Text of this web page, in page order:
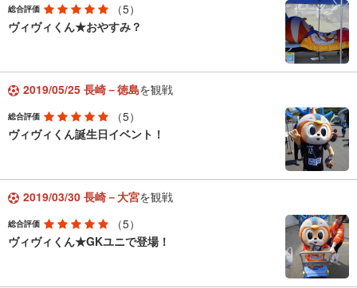
総合評価
（5）
ヴィヴィくん★おやすみ？
2019/05/25 長崎－徳島を観戦
総合評価
（5）
ヴィヴィくん誕生日イベント！
2019/03/30 長崎－大宮を観戦
総合評価
（5）
ヴィヴィくん★GKユニで登場！